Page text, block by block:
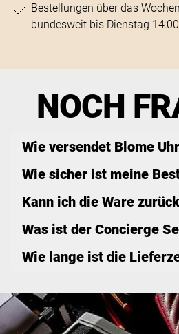
Bestellungen über das
bundesweit bis Dienstag
NOCH
Wie versendet Blome
Wie sicher ist meine
Kann ich die Ware
Was ist der Concierge
Wie lange ist die